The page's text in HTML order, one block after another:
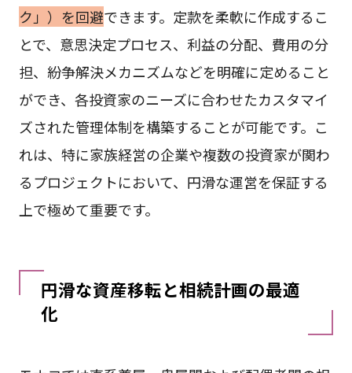
ク」）を回避できます。定款を柔軟に作成するこ
とで、意思決定プロセス、利益の分配、費用の分
担、紛争解決メカニズムなどを明確に定めること
ができ、各投資家のニーズに合わせたカスタマイ
ズされた管理体制を構築することが可能です。こ
れは、特に家族経営の企業や複数の投資家が関わ
るプロジェクトにおいて、円滑な運営を保証する
上で極めて重要です。
円滑な資産移転と相続計画の最適
化